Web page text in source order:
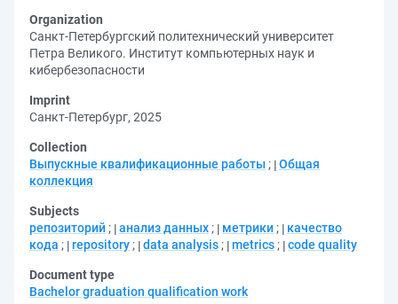
Organization
Санкт-Петербургский политехнический университет
Петра Великого. Институт компьютерных наук и
кибербезопасности
Imprint
Санкт-Петербург, 2025
Collection
Выпускные квалификационные работы ; Общая
коллекция
Subjects
репозиторий ; анализ данных ; метрики ;
качество
кода ; repository ; data analysis ; metrics ; code quality
Document type
Bachelor graduation qualification work